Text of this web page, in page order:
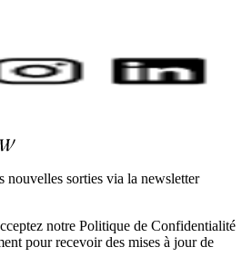
nouvelles sorties via la newsletter
notre Politique de Confidentialité
pour recevoir des mises à jour de